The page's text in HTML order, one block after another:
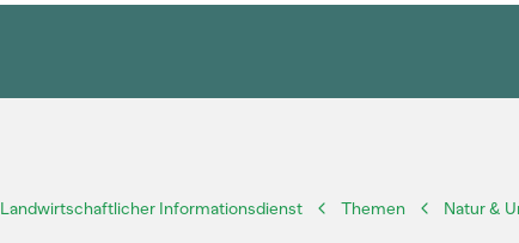
Landwirtschaftlicher Informationsdienst Themen Natur &